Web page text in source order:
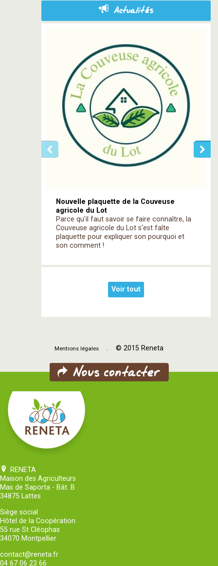
Actualités
Nouvelle plaquette de la Couveuse
agricole du Lot
Parce qu'il faut savoir se faire connaître, la
Couveuse agricole du Lot s'est faîte
plaquette pour expliquer son pourquoi et
son comment !
Voir tout
Mentions légales . © 2015 Reneta
RENETA
Maison des Agriculteurs
Mas de Saporta - Bât. B
34875 Lattes
Siège social
Hôtel de la Coopération
55 rue St Cléophas
34070 Montpellier
contact@reneta.fr
04 67 06 23 66